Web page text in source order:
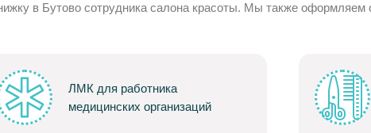
в Бутово сотрудника салона красоты. Мы также
ЛМК для работника
медицинских организаций